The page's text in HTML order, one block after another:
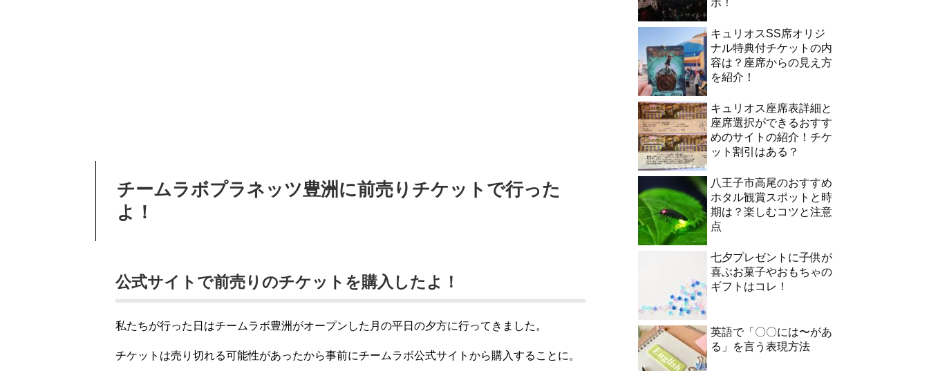
チームラボプラネッツ豊洲に前売りチケットで行った
よ！
公式サイトで前売りのチケットを購入したよ！
私たちが行った日はチームラボ豊洲がオープンした月の平日の夕方に行ってきました。
チケットは売り切れる可能性があったから事前にチームラボ公式サイトから購入することに。
ポ！
キュリオスSS席オリジ
ナル特典付チケットの内
容は？座席からの見え方
を紹介！
キュリオス座席表詳細と
座席選択ができるおすす
めのサイトの紹介！チケ
ット割引はある？
八王子市高尾のおすすめ
ホタル観賞スポットと時
期は？楽しむコツと注意
点
七夕プレゼントに子供が
喜ぶお菓子やおもちゃの
ギフトはコレ！
英語で「〇〇には〜があ
る」を言う表現方法